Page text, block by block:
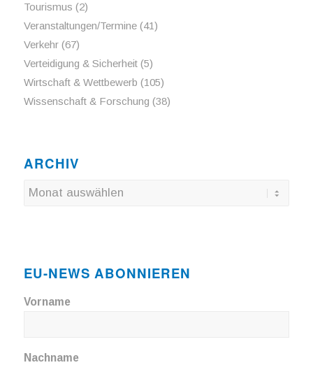
Tourismus (2)
Veranstaltungen/Termine(41)
Verkehr(67)
Verteidigung & Sicherheit(5)
Wirtschaft & Wettbewerb (105)
Wissenschaft & Forschung (38)
ARCHIV
EU-NEWS ABONNIEREN
Vorname
Nachname